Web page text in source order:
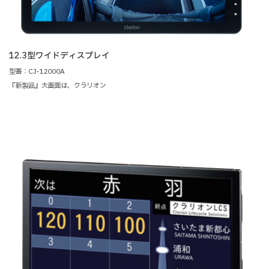
12.3型ワイドディスプレイ
型番：CJ-12000A
『新製品』大画面は、クラリオン